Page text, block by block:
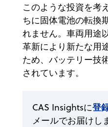
このような投資を考
ちに固体電池の転換
れません。車両用途
革新により新たな用
ため、バッテリー技
されています。
CAS Insightsに登
メールでお届けし